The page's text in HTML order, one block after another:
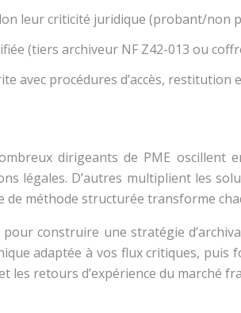
leur criticité juridique (probant/non
(tiers archiveur NF Z42-013 ou
avec procédures d’accès, restitution
dirigeants de PME
légales. D’autres multiplient les
de méthode structurée transforme
construire une stratégie
adaptée à vos flux critiques,
les retours d’expérience du marché